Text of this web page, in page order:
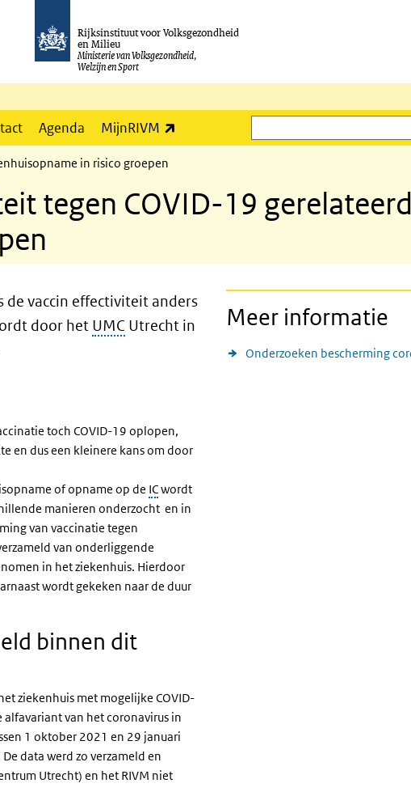
Rijksinstituut voor Volksgezondheid
en Milieu
Ministerie van Volksgezondheid,
Welzijn en Sport
Agenda MijnRIVM
Zoeken
in risico groepen
tegen COVID-19
de vaccin effectiviteit anders
door het UMC Utrecht in
toch COVID-19 oplopen,
en dus een kleinere kans om door
of opname op de ICwordt
manieren onderzocht en in
van vaccinatie tegen
van onderliggende
in het ziekenhuis. Hierdoor
wordt gekeken naar de duur
binnen dit
ziekenhuis met mogelijke COVID-
alfavariant van het coronavirus in
1 oktober 2021 en 29 januari
data werd zo verzameld en
Utrecht) en het RIVM niet
Meer informatie
Onderzoeken bescherming